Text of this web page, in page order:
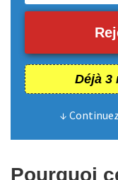
Déjà 3
↓
Pourquoi